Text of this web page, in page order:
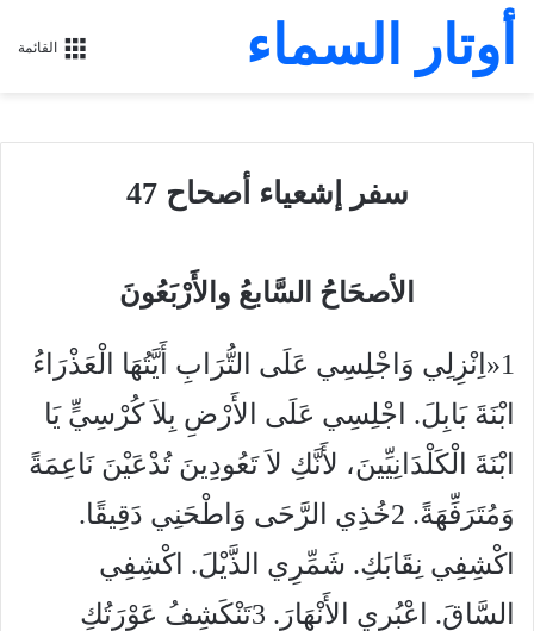
القائمة أوتار السماء
سفر إشعياء أصحاح 47
الأصحَاحُ السَّابعُ والأَرْبَعُونَ
1«اِنْزِلِي وَاجْلِسِي عَلَى التُّرَابِ أَيَّتُهَا الْعَذْرَاءُ
ابْنَةَ بَابِلَ. اجْلِسِي عَلَى الأَرْضِ بِلاَ كُرْسِيٍّ يَا
ابْنَةَ الْكَلْدَانِيِّينَ، لأَنَّكِ لاَ تَعُودِينَ تُدْعَيْنَ نَاعِمَةً
وَمُتَرَفِّهَةً. 2خُذِي الرَّحَى وَاطْحَنِي دَقِيقًا.
اكْشِفِي نِقَابَكِ. شَمِّرِي الذَّيْلَ. اكْشِفِي
السَّاقَ. اعْبُرِي الأَنْهَارَ. 3تَنْكَشِفُ عَوْرَتُكِ